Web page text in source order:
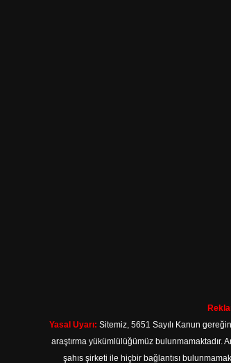
Yasal Uyarı: Sitemiz, 5651 Sayılı Kanun
araştırma yükümlülüğümüz bulunmamaktadır.
şahıs şirketi ile hiçbir bağlantısı